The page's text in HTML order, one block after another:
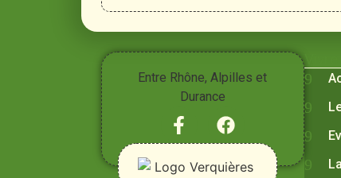
Entre Rhône, Alpilles et
Durance
Vivre